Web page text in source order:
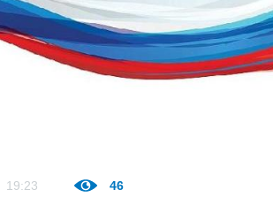
19:23 46